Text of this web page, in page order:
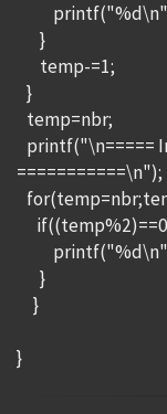
}
temp-=1;
}
temp=nbr;
printf("\n=====
===========\n");
}
}
}